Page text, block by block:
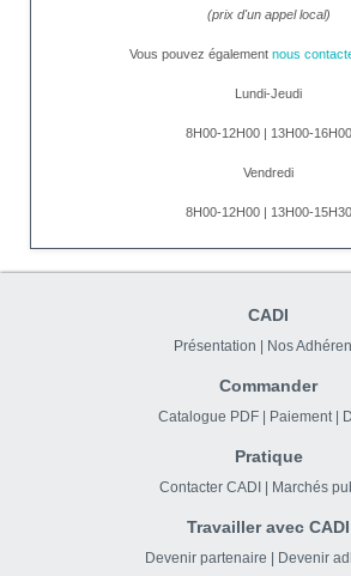
(prix d'un appel local)
Vous pouvez également nous
Lundi-Jeudi
8H00-12H00 | 13H00-16H00
Vendredi
8H00-12H00 | 13H00-15H30
CADI
Présentation Nos
Commander
Catalogue PDF Paiement
Pratique
Contacter CADI Marchés
Travailler avec CADI
Devenir partenaire Devenir